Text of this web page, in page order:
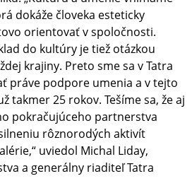
dokáže človeka esteticky
orientovať v spoločnosti.
do kultúry je tiež otázkou
krajiny. Preto sme sa v Tatra
práve podpore umenia a v tejto
takmer 25 rokov. Tešíme sa, že aj
pokračujúceho partnerstva
rôznorodých aktivít
uviedol Michal Liday,
a generálny riaditeľ Tatra